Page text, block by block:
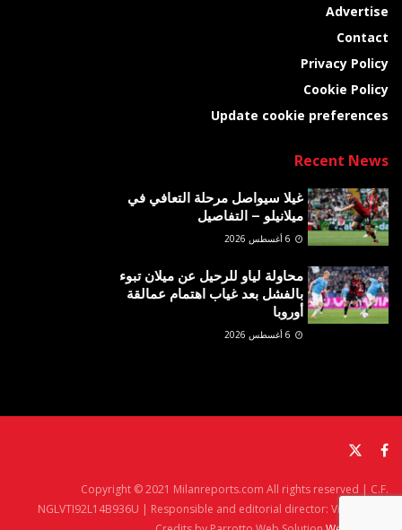
Advertise
Contact
Privacy Policy
Cookie Policy
Update cookie preferences
Recent News
غيلا سيواصل مرحلة التعافي في
ميلانيلو – التفاصيل
محاولة لياو للرحيل عن ميلان تبوء
بالفشل بعد غياب اهتمام عمالقة
أوروبا
Copyright © 2021 Milanreports.com All rights reserved | C.F.
NGLVTI92L14B936U | Responsible and editorial director: Vito Angelè